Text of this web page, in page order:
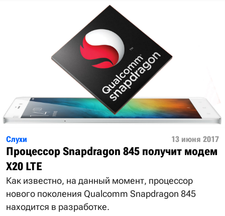
Слухи 13 июня 2017
Процессор Snapdragon 845 получит модем
X20 LTE
Как известно, на данный момент, процессор
нового поколения Qualcomm Snapdragon 845
находится в разработке.